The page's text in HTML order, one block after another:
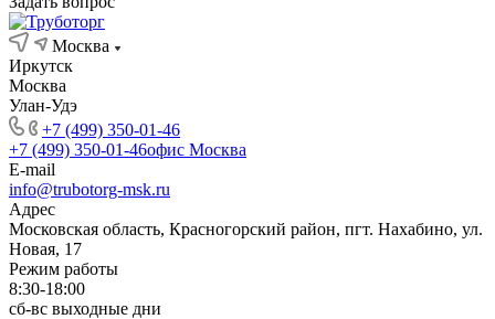
Москва
Иркутск
Москва
Улан-Удэ
+7 (499) 350-01-46
+7 (499) 350-01-46офис Москва
E-mail
info@trubotorg-msk.ru
Адрес
Московская область, Красногорский район, пгт. Нахабино, ул.
Новая, 17
Режим работы
8:30-18:00
сб-вс выходные дни